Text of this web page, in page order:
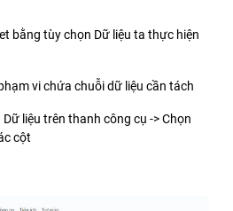
bằng tùy chọn Dữ liệu ta thực hiện
vi chứa chuỗi dữ liệu cần tách
liệu trên thanh công cụ -> Chọn
cột